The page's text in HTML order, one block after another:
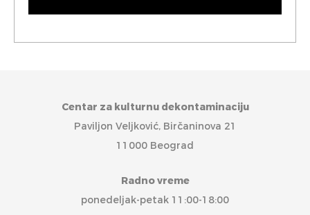
Centar za kulturnu dekontaminaciju
Paviljon Veljković, Birčaninova 21
11000 Beograd
Radno vreme
ponedeljak-petak 11:00-18:00